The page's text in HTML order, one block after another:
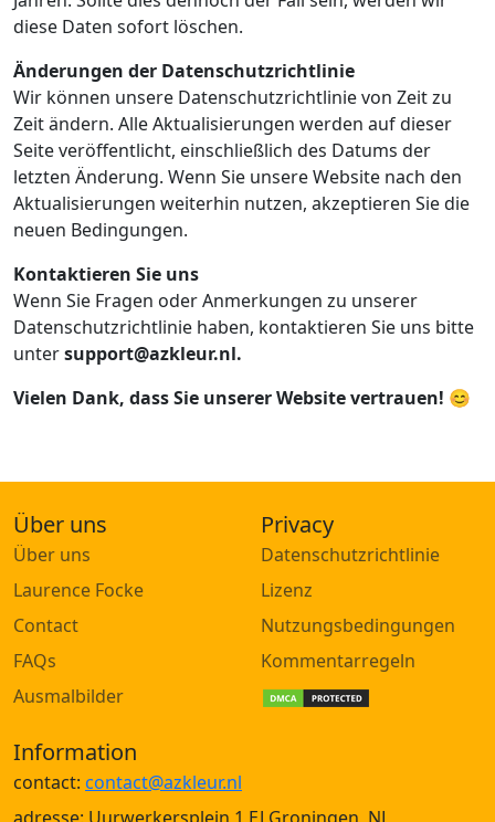
diese Daten sofort löschen.
Änderungen der Datenschutzrichtlinie
Wir können unsere Datenschutzrichtlinie von Zeit zu
Zeit ändern. Alle Aktualisierungen werden auf dieser
Seite veröffentlicht, einschließlich des Datums der
letzten Änderung. Wenn Sie unsere Website nach den
Aktualisierungen weiterhin nutzen, akzeptieren Sie die
neuen Bedingungen.
Kontaktieren Sie uns
Wenn Sie Fragen oder Anmerkungen zu unserer
Datenschutzrichtlinie haben, kontaktieren Sie uns bitte
untersupport@azkleur.nl.
Vielen Dank, dass Sie unserer Website vertrauen! 😊
Über uns
Über uns
Laurence Focke
Contact
FAQs
Ausmalbilder
Privacy
Datenschutzrichtlinie
Lizenz
Nutzungsbedingungen
Kommentarregeln
Information
contact: contact@azkleur.nl